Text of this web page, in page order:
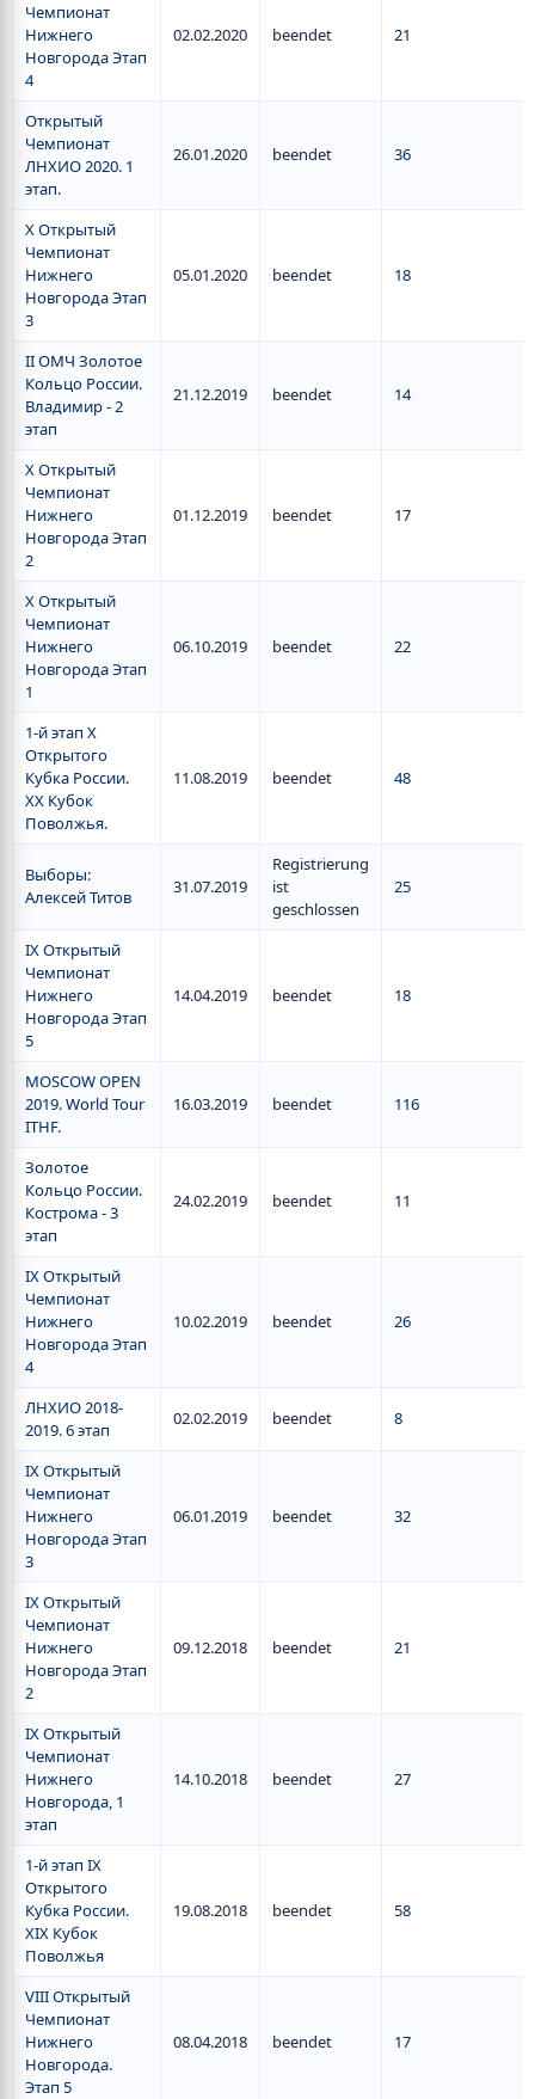
Чемпионат
Нижнего
Новгорода Этап
4
02.02.2020 beendet 21
Открытый
Чемпионат
ЛНХИО 2020. 1
этап.
26.01.2020 beendet 36
X Открытый
Чемпионат
Нижнего
Новгорода Этап
3
05.01.2020 beendet 18
II ОМЧ Золотое
Кольцо России.
Владимир - 2
этап
21.12.2019 beendet 14
X Открытый
Чемпионат
Нижнего
Новгорода Этап
2
01.12.2019 beendet 17
X Открытый
Чемпионат
Нижнего
Новгорода Этап
1
06.10.2019 beendet 22
1-й этап X
Открытого
Кубка России.
XX Кубок
Поволжья.
11.08.2019 beendet 48
Выборы:
Алексей Титов
31.07.2019
Registrierung
ist
geschlossen
25
IX Открытый
Чемпионат
Нижнего
Новгорода Этап
5
14.04.2019 beendet 18
MOSCOW OPEN
2019. World Tour
ITHF.
16.03.2019 beendet 116
Золотое
Кольцо России.
Кострома - 3
этап
24.02.2019 beendet 11
IX Открытый
Чемпионат
Нижнего
Новгорода Этап
4
10.02.2019 beendet 26
ЛНХИО 2018-
2019. 6 этап
02.02.2019 beendet 8
IX Открытый
Чемпионат
Нижнего
Новгорода Этап
3
06.01.2019 beendet 32
IX Открытый
Чемпионат
Нижнего
Новгорода Этап
2
09.12.2018 beendet 21
IX Открытый
Чемпионат
Нижнего
Новгорода, 1
этап
14.10.2018 beendet 27
1-й этап IX
Открытого
Кубка России.
XIX Кубок
Поволжья
19.08.2018 beendet 58
VIII Открытый
Чемпионат
Нижнего
Новгорода.
Этап 5
08.04.2018 beendet 17